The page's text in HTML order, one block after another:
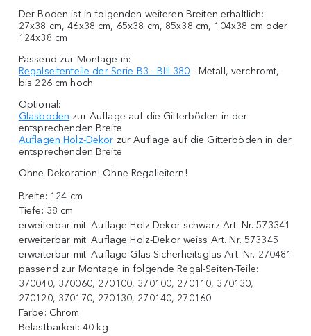
Der Boden ist in folgenden weiteren Breiten erhältlich:
27x38 cm, 46x38 cm, 65x38 cm, 85x38 cm, 104x38 cm oder
124x38 cm
Passend zur Montage in:
Regalseitenteile der Serie B3 - BIII 380 - Metall, verchromt,
bis 226 cm hoch
Optional:
Glasboden zur Auflage auf die Gitterböden in der
entsprechenden Breite
Auflagen Holz-Dekor zur Auflage auf die Gitterböden in der
entsprechenden Breite
Ohne Dekoration! Ohne Regalleitern!
Breite: 124 cm
Tiefe: 38 cm
erweiterbar mit:Auflage Holz-Dekor schwarz Art. Nr. 573341
erweiterbar mit:Auflage Holz-Dekor weiss Art. Nr. 573345
erweiterbar mit:Auflage Glas Sicherheitsglas Art. Nr. 270481
passend zur Montage in folgende Regal-Seiten-Teile:
370040, 370060, 270100, 370100, 270110, 370130,
270120, 370170, 270130, 270140, 270160
Farbe: Chrom
Belastbarkeit: 40 kg